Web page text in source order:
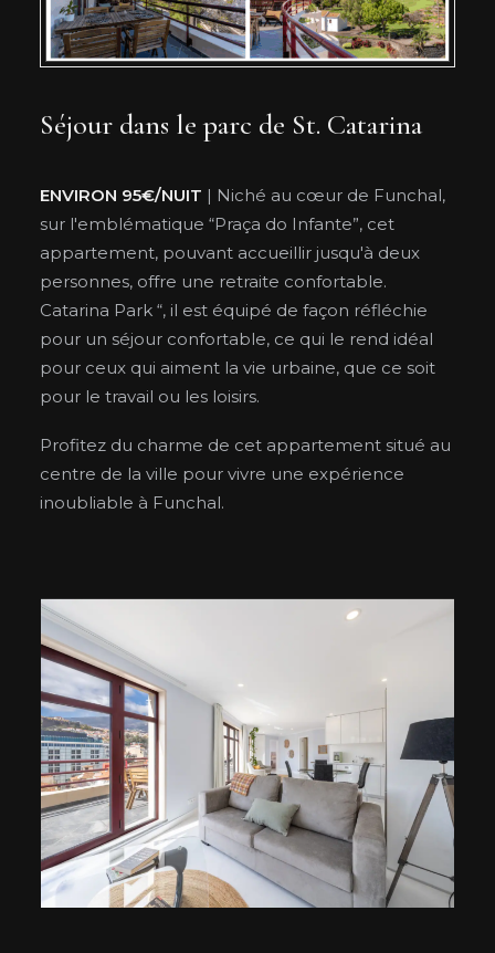
Séjour dans le parc de St. Catarina
ENVIRON 95€/NUIT | Niché au cœur de Funchal,
sur l'emblématique “Praça do Infante”, cet
appartement, pouvant accueillir jusqu'à deux
personnes, offre une retraite confortable.
Catarina Park “, il est équipé de façon réfléchie
pour un séjour confortable, ce qui le rend idéal
pour ceux qui aiment la vie urbaine, que ce soit
pour le travail ou les loisirs.
Profitez du charme de cet appartement situé au
centre de la ville pour vivre une expérience
inoubliable à Funchal.